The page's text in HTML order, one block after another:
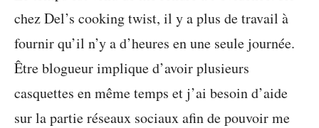
chez Del’s cooking twist, il y a plus de travail à
fournir qu’il n’y a d’heures en une seule journée.
Être blogueur implique d’avoir plusieurs
casquettes en même temps et j’ai besoin d’aide
sur la partie réseaux sociaux afin de pouvoir me